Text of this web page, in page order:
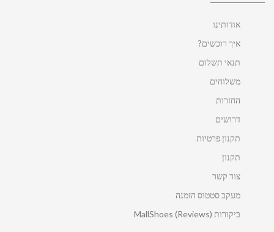
אודותינו
איך רוכשים?
תנאי תשלום
משלוחים
החזרות
דרושים
תקנון פרטיות
תקנון
צור קשר
מעקב סטטוס הזמנה
ביקורות MallShoes (Reviews)